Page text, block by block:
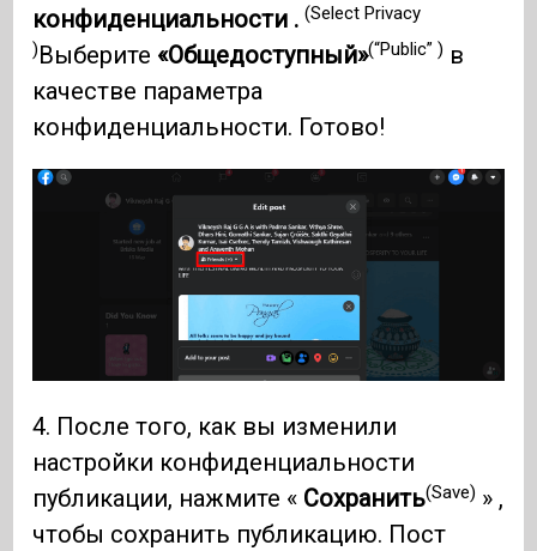
конфиденциальности .(Select Privacy
) Выберите «Общедоступный»(“Public” ) в
качестве параметра
конфиденциальности. Готово!
4. После того, как вы изменили
настройки конфиденциальности
публикации, нажмите « Сохранить(Save) » ,
чтобы сохранить публикацию. Пост